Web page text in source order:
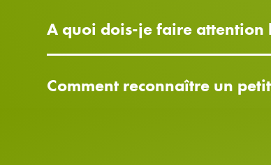
A quoi dois-je faire attention
Comment reconnaître un